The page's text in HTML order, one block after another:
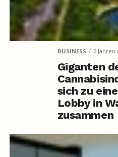
BUSINESS 2 Jahren
Giganten
sich zu
Lobby in
zusammen